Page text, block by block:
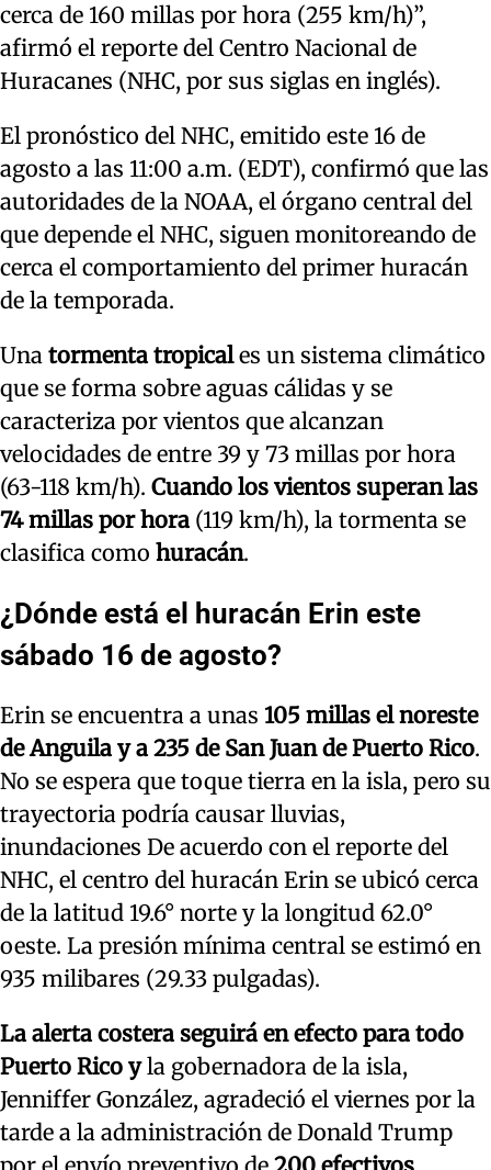
cerca de 160 millas por hora (255 km/h)”,
afirmó el reporte del Centro Nacional de
Huracanes (NHC, por sus siglas en inglés).
El pronóstico del NHC, emitido este 16 de
agosto a las 11:00 a.m. (EDT), confirmó que las
autoridades de la NOAA, el órgano central del
que depende el NHC, siguen monitoreando de
cerca el comportamiento del primer huracán
de la temporada.
Una tormenta tropicales un sistema climático
que se forma sobre aguas cálidas y se
caracteriza por vientos que alcanzan
velocidades de entre 39 y 73 millas por hora
(63-118 km/h). Cuando los vientos superan las
74 millas por hora (119 km/h), la tormenta se
clasifica como huracán.
¿Dónde está el huracán Erin este
sábado 16 de agosto?
Erin se encuentra a unas 105 millas el noreste
de Anguila y a 235 de San Juan de Puerto Rico.
No se espera que toque tierra en la isla, pero su
trayectoria podría causar lluvias,
inundaciones De acuerdo con el reporte del
NHC, el centro del huracán Erin se ubicó cerca
de la latitud 19.6° norte y la longitud 62.0°
oeste. La presión mínima central se estimó en
935 milibares (29.33 pulgadas).
La alerta costera seguirá en efecto para todo
Puerto Rico yla gobernadora de la isla,
Jenniffer González, agradeció el viernes por la
tarde a la administración de Donald Trump